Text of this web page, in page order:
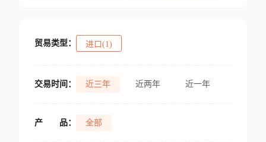
贸易类型： 进口(1)
交易时间： 近三年 近两年 近一年
产 品： 全部